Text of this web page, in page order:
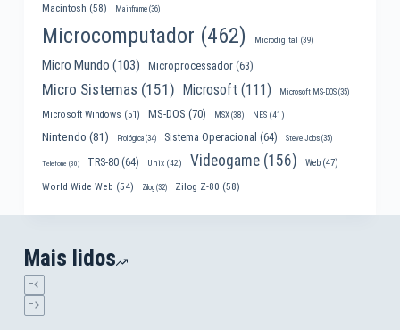
Macintosh (58) Mainframe(36)
Microcomputador (462) Microdigital (39)
Micro Mundo (103) Microprocessador(63)
Micro Sistemas (151) Microsoft (111) Microsoft MS-DOS(35)
Microsoft Windows (51) MS-DOS (70) MSX(38) NES(41)
Nintendo (81) Prológica(34) Sistema Operacional (64) Steve Jobs(35)
Telefone (30) TRS-80(64) Unix(42) Videogame(156) Web(47)
World Wide Web (54) Zilog(32) Zilog Z-80 (58)
Mais lidos